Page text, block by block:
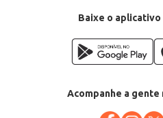
Baixe o aplicativo
Acompanhe a gente